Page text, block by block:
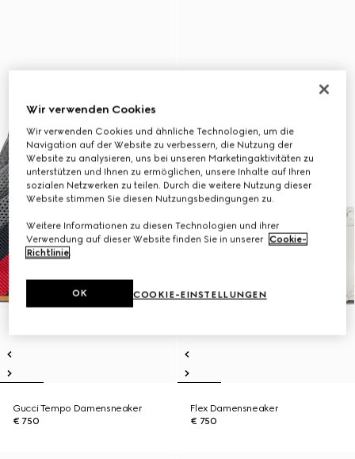
Gucci Tempo Damensneaker
€ 750
Flex Damensneaker
€ 750
Wir verwenden Cookies
Wir verwenden Cookies und ähnliche Technologien, um die
Navigation auf der Website zu verbessern, die Nutzung der
Website zu analysieren, uns bei unseren Marketingaktivitäten zu
unterstützen und Ihnen zu ermöglichen, unsere Inhalte auf Ihren
sozialen Netzwerken zu teilen. Durch die weitere Nutzung dieser
Website stimmen Sie diesen Nutzungsbedingungen zu.
Weitere Informationen zu diesen Technologien und ihrer
Verwendung auf dieser Website finden Sie in unserer Cookie-
Richtlinie.
COOKIE-EINSTELLUNGEN
OK